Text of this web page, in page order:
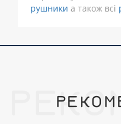
рушники а також всі